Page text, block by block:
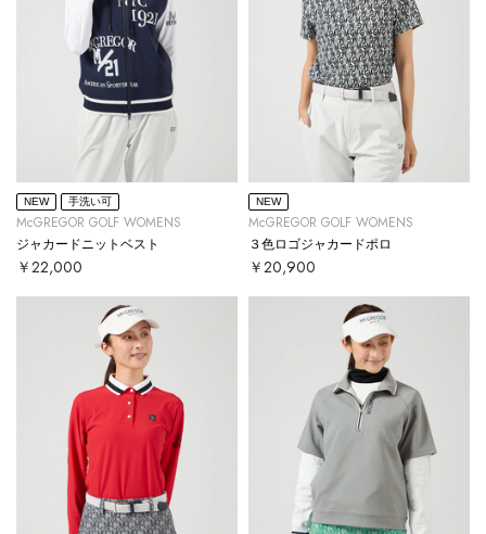
NEW 手洗い可
McGREGOR GOLF WOMENS
ジャカードニットベスト
￥22,000
NEW
McGREGOR GOLF WOMENS
３色ロゴジャカードポロ
￥20,900